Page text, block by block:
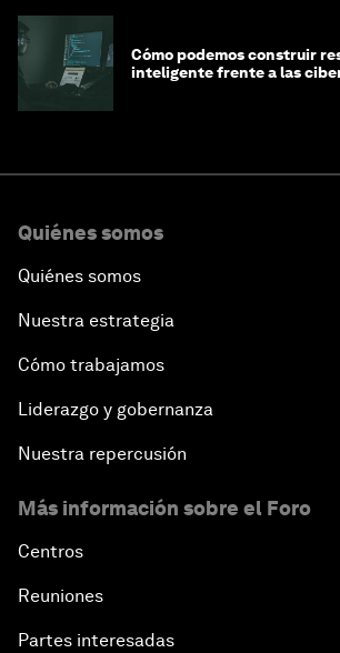
Cómo podemos construir
inteligente frente a las
Quiénes somos
Quiénes somos
Nuestra estrategia
Cómo trabajamos
Liderazgo y gobernanza
Nuestra repercusión
Más información sobre el Foro
Centros
Reuniones
Partes interesadas